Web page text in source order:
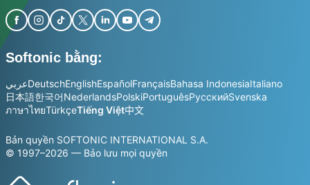
Softonic bằng:
عربيDeutschEnglishEspañolFrançaisBahasa IndonesiaItaliano
日本語한국어NederlandsPolskiPortuguêsРусскийSvenska
ภาษาไทยTürkçeTiếng Việt中文
Bản quyền SOFTONIC INTERNATIONAL S.A.
© 1997–2026 — Bảo lưu mọi quyền